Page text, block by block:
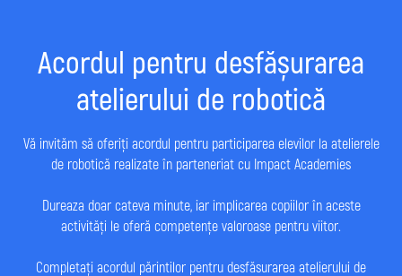
Acordul pentru desfășurarea
atelierului de robotică
Vă invităm să oferiți acordul pentru participarea elevilor la atelierele
de robotică realizate în parteneriat cu Impact Academies
Dureaza doar cateva minute, iar implicarea copiilor în aceste
activități le oferă competențe valoroase pentru viitor.
Completați acordul părintilor pentru desfăsurarea atelierului de